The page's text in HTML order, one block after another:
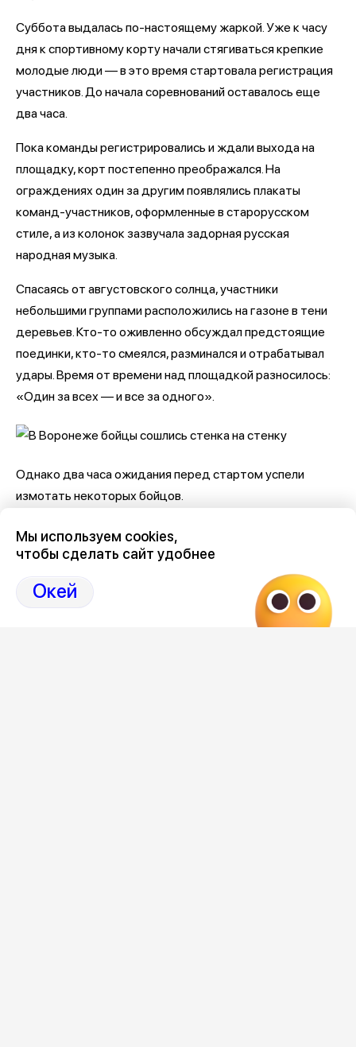
Суббота выдалась по-настоящему жаркой. Уже к часу
дня к спортивному корту начали стягиваться крепкие
молодые люди — в это время стартовала регистрация
участников. До начала соревнований оставалось еще
два часа.
Пока команды регистрировались и ждали выхода на
площадку, корт постепенно преображался. На
ограждениях один за другим появлялись плакаты
команд-участников, оформленные в старорусском
стиле, а из колонок зазвучала задорная русская
народная музыка.
Спасаясь от августовского солнца, участники
небольшими группами расположились на газоне в тени
деревьев. Кто-то оживленно обсуждал предстоящие
поединки, кто-то смеялся, разминался и отрабатывал
удары. Время от времени над площадкой разносилось:
«Один за всех — и все за одного».
Однако два часа ожидания перед стартом успели
измотать некоторых бойцов.
— Два часа — это, конечно, тяжело. Мои ребята устали
уже, — посетовал один из собравшихся.
Несмотря на жару и долгое ожидание, заметного
волнения среди участников почти не чувствовалось.
Иван Багдашев участвует в подобных состязаниях уже
Мы используем cookies,
чтобы сделать сайт удобнее
Окей